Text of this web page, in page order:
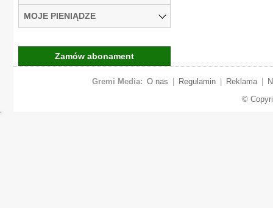
MOJE PIENIĄDZE
Zamów abonament
Gremi Media: O nas Regulamin Reklama
©